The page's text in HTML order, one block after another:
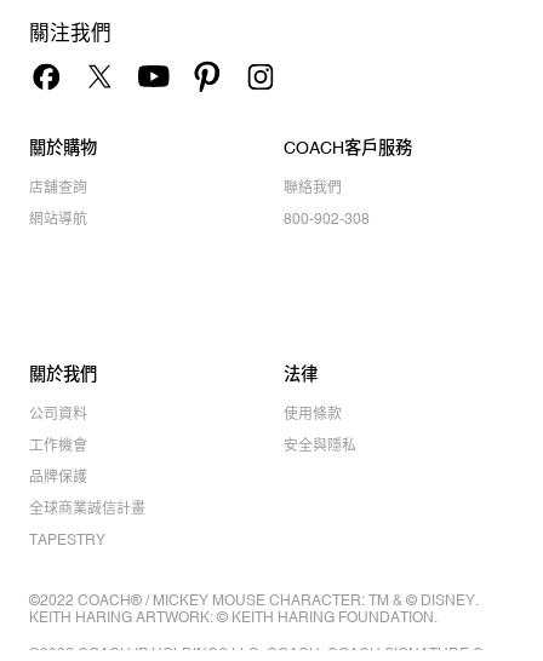
關注我們
關於購物
店舖查詢
網站導航
COACH客戶服務
聯絡我們
800-902-308
關於我們
公司資料
工作機會
品牌保護
全球商業誠信計畫
TAPESTRY
法律
使用條款
安全與隱私
©2022 COACH® / MICKEY MOUSE CHARACTER: TM & © DISNEY.
KEITH HARING ARTWORK: © KEITH HARING FOUNDATION.
©2022 COACH IP HOLDINGS LLC. COACH, COACH SIGNATURE C